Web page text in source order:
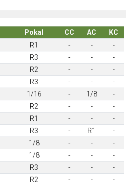
Pokal CC AC
KC
R1 - -
-
R3 - -
-
R2 - -
-
R3 - -
-
1/16 - 1/8
-
R2 - -
-
R1 - -
-
R3 - R1
-
1/8 - -
-
1/8 - -
-
R3 - -
-
R2 - -
-